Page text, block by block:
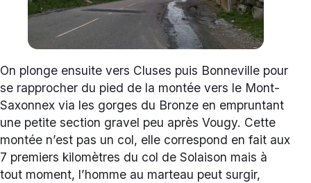
On plonge ensuite vers Cluses puis Bonneville pour
se rapprocher du pied de la montée vers le Mont-
Saxonnex via les gorges du Bronze en empruntant
une petite section gravel peu après Vougy. Cette
montée n’est pas un col, elle correspond en fait aux
7 premiers kilomètres du col de Solaison mais à
tout moment, l’homme au marteau peut surgir,